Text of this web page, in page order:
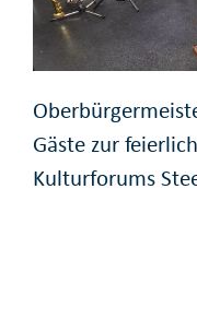
Gäste zur
Kulturforums